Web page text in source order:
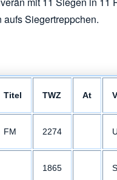
Siegertreppchen.
Titel TWZ At
FM 2274
1865